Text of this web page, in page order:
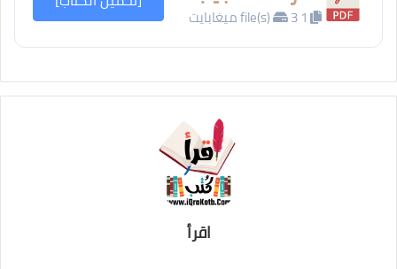
3 ميغابايت
اقرأ